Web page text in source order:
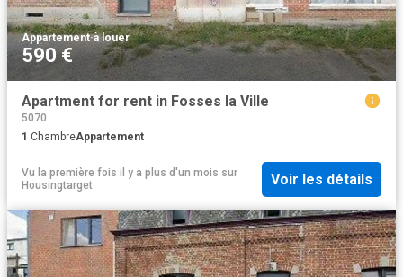
Appartement·à louer
590 €
Apartment for rent in Fosses la Ville
5070
1 ChambreAppartement
Vu la première fois il y a plus d'un mois sur
Housingtarget
Voir les détails